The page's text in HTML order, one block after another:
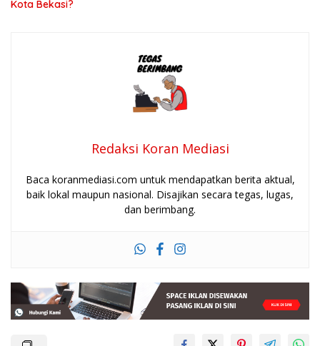
Kota Bekasi?
Redaksi Koran Mediasi
Baca koranmediasi.com untuk mendapatkan berita aktual,
baik lokal maupun nasional. Disajikan secara tegas, lugas,
dan berimbang.